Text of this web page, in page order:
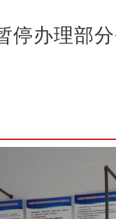
停办理部
旦临近鲜花